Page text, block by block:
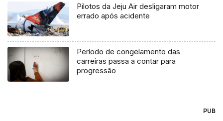
Pilotos da Jeju Air desligaram motor
errado após acidente
Período de congelamento das
carreiras passa a contar para
progressão
PUB